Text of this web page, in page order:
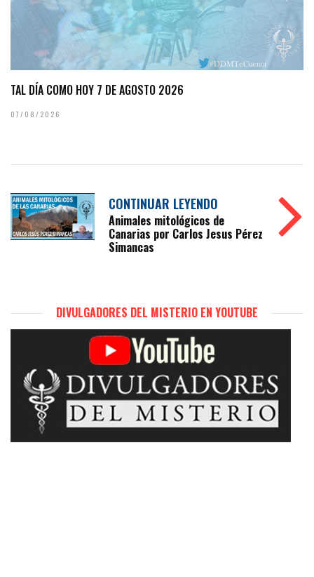
TAL DÍA COMO HOY 7 DE AGOSTO 2026
07/08/2026
CONTINUAR LEYENDO
Animales mitológicos de
Canarias por Carlos Jesus Pérez
Simancas
DIVULGADORES DEL MISTERIO EN YOUTUBE